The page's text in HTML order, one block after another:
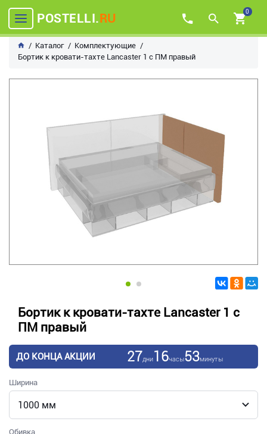
POSTELLI.RU 0
Каталог
Комплектующие
Бортик к кровати-тахте Lancaster 1 с ПМ правый
Бортик к кровати-тахте Lancaster 1 с
ПМ правый
ДО КОНЦА АКЦИИ 27дни16часы53минуты
Ширина
Обивка